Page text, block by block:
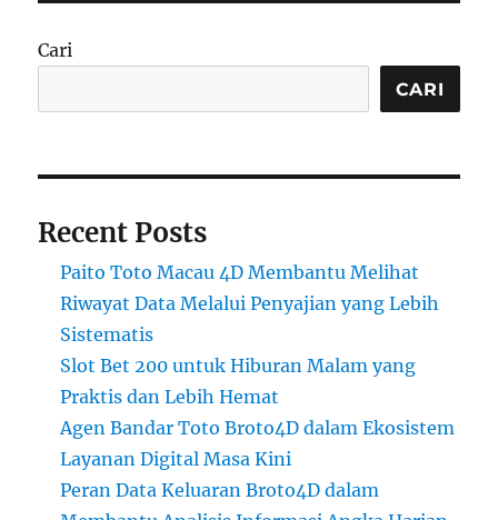
Cari
CARI
Recent Posts
Paito Toto Macau 4D Membantu Melihat
Riwayat Data Melalui Penyajian yang Lebih
Sistematis
Slot Bet 200 untuk Hiburan Malam yang
Praktis dan Lebih Hemat
Agen Bandar Toto Broto4D dalam Ekosistem
Layanan Digital Masa Kini
Peran Data Keluaran Broto4D dalam